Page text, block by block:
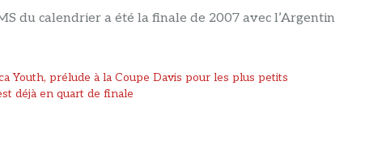
du calendrier a été la finale de 2007 avec l’Argentin
Youth, prélude à la Coupe Davis pour les plus petits
déjà en quart de finale